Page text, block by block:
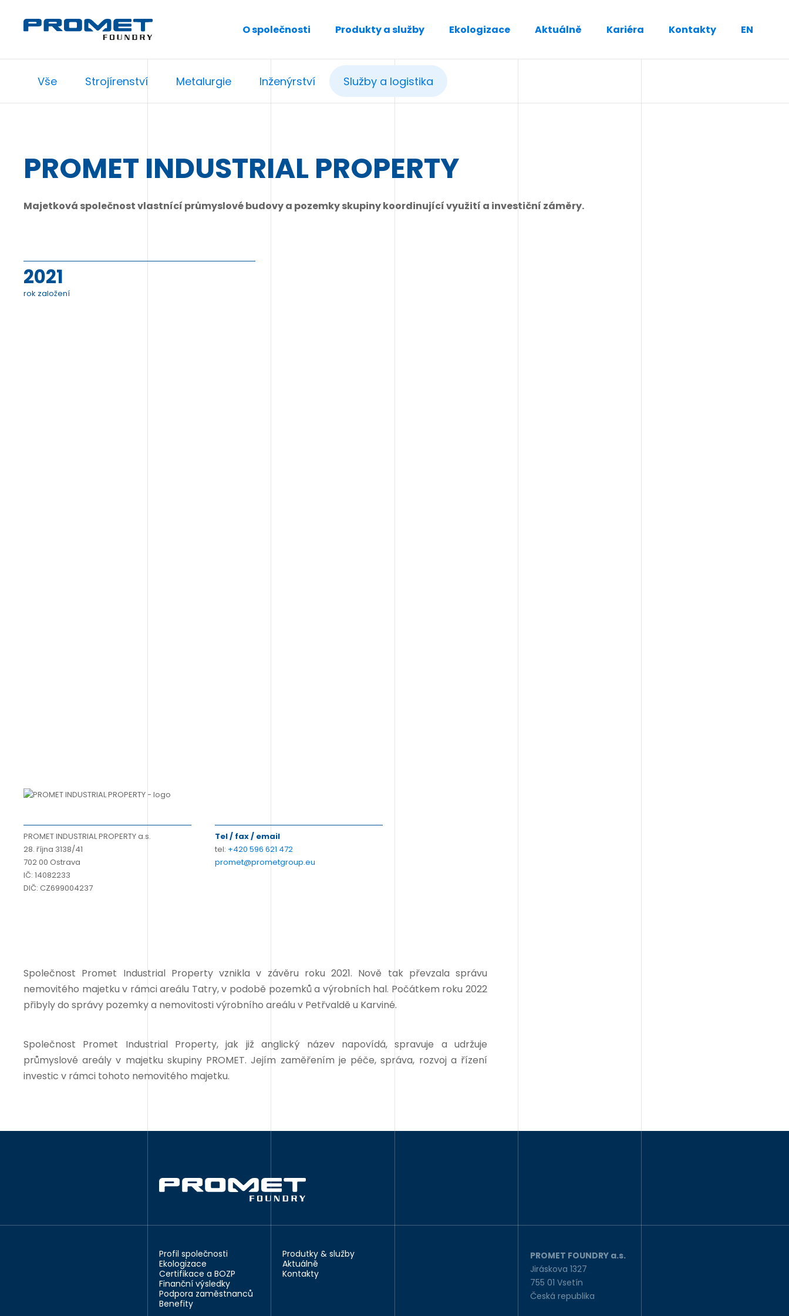
O společnosti Produkty a služby Ekologizace Aktuálně Kariéra Kontakty EN
Vše Strojírenství Metalurgie Inženýrství Služby a logistika
PROMET INDUSTRIAL PROPERTY
Majetková společnost vlastnící průmyslové budovy a pozemky skupiny koordinující využití a investiční záměry.
2021
rok založení
PROMET INDUSTRIAL PROPERTY a.s.
28. října 3138/41
702 00 Ostrava
IČ: 14082233
DIČ: CZ699004237
Tel / fax / email
tel: +420 596 621 472
promet@prometgroup.eu
Společnost Promet Industrial Property vznikla v závěru roku 2021. Nově tak převzala správu
nemovitého majetku v rámci areálu Tatry, v podobě pozemků a výrobních hal. Počátkem roku 2022
přibyly do správy pozemky a nemovitosti výrobního areálu v Petřvaldě u Karviné.
Společnost Promet Industrial Property, jak již anglický název napovídá, spravuje a udržuje
průmyslové areály v majetku skupiny PROMET. Jejím zaměřením je péče, správa, rozvoj a řízení
investic v rámci tohoto nemovitého majetku.
Profil společnosti
Ekologizace
Certifikace a BOZP
Finanční výsledky
Podpora zaměstnanců
Benefity
Produtky & služby
Aktuálně
Kontakty
PROMET FOUNDRY a.s.
Jiráskova 1327
755 01 Vsetín
Česká republika